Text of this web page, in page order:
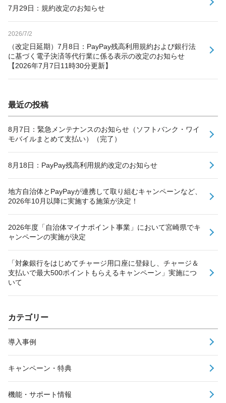
7月29日：規約改定のお知らせ
2026/7/2
（改定日延期）7月8日：PayPay残高利用規約および銀行法
に基づく電子決済等代行業に係る表示の改定のお知らせ
【2026年7月7日11時30分更新】
最近の投稿
8月7日：緊急メンテナンスのお知らせ（ソフトバンク・ワイ
モバイルまとめて支払い）（完了）
8月18日：PayPay残高利用規約改定のお知らせ
地方自治体とPayPayが連携して取り組むキャンペーンなど、
2026年10月以降に実施する施策が決定！
2026年度「自治体マイナポイント事業」において宮崎県でキ
ャンペーンの実施が決定
「対象銀行をはじめてチャージ用口座に登録し、チャージ＆
支払いで最大500ポイントもらえるキャンペーン」実施につ
いて
カテゴリー
導入事例
キャンペーン・特典
機能・サポート情報